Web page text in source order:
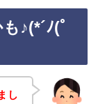
♪(*´ﾉ(ﾟ
し